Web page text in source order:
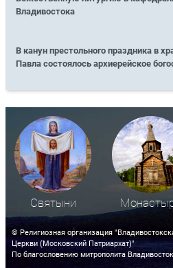
Владивостока
В канун престольного праздника в
Павла состоялось архиерейское
Святыни
© Религиозная организация
Церкви (Московский Патриархат)"
По благословению митрополита